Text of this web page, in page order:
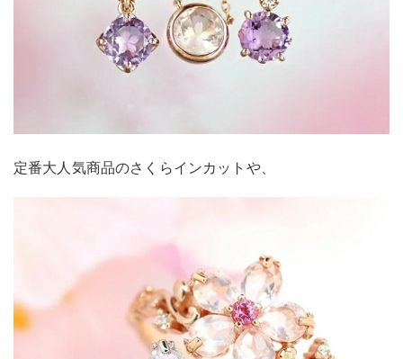
定番大人気商品のさくらインカットや、